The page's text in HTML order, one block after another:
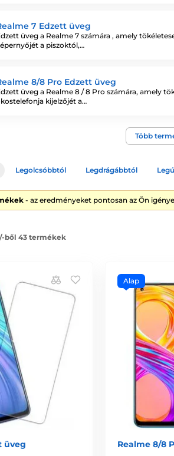
7 Edzett üveg
üveg a Realme 7 számára , amely
a piszoktól,…
8/8 Pro Edzett üveg
üveg a Realme 8 / 8 Pro számára, amely
kijelzőjét a…
Több
Legolcsóbbtól Legdrágábbtól
- az eredményeket pontosan az Ön
ből 43 termékek
üveg
Alap
Realme 8/8